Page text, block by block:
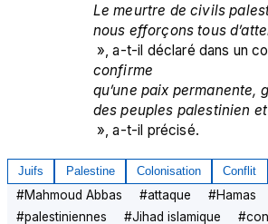
Le meurtre de civils
nous efforçons tous
», a-t-il déclaré dans un
confirme
qu’une paix
des peuples palestinien
», a-t-il précisé.
Juifs Palestine Colonisation Conflit
#Mahmoud Abbas #attaque #Hamas
#palestiniennes #Jihad islamique #